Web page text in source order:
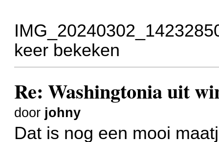
keer bekeken
Re: Washingtonia uit
door johny
Dat is nog een mooi